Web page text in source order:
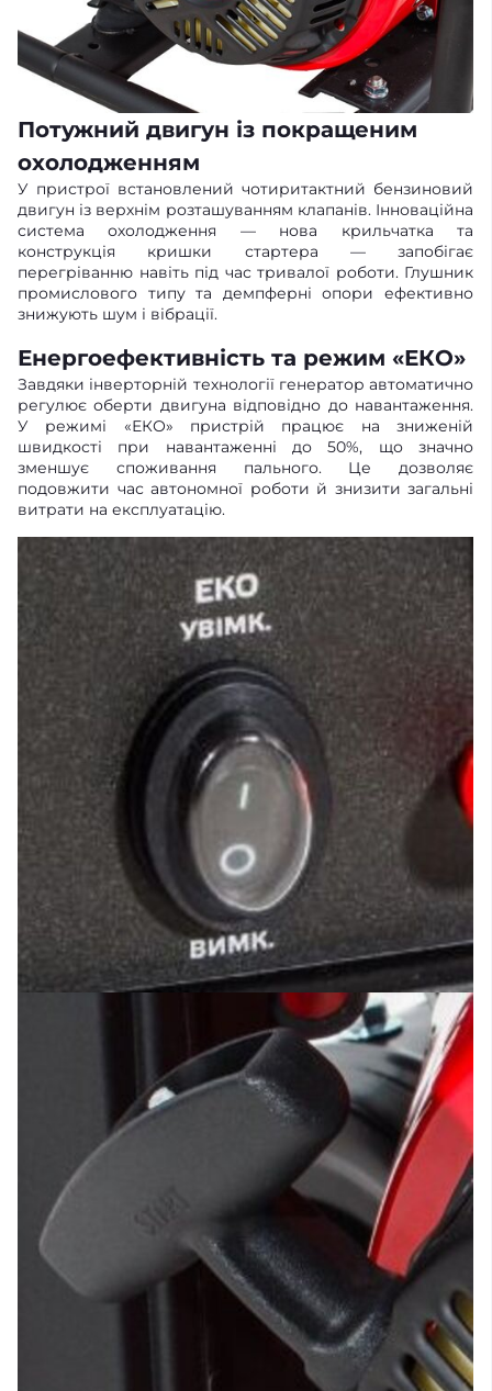
Потужний двигун із покращеним
охолодженням
У пристрої встановлений чотиритактний бензиновий
двигун із верхнім розташуванням клапанів. Інноваційна
система охолодження — нова крильчатка та
конструкція кришки стартера — запобігає
перегріванню навіть під час тривалої роботи. Глушник
промислового типу та демпферні опори ефективно
знижують шум і вібрації.
Енергоефективність та режим «ЕКО»
Завдяки інверторній технології генератор автоматично
регулює оберти двигуна відповідно до навантаження.
У режимі «ЕКО» пристрій працює на зниженій
швидкості при навантаженні до 50%, що значно
зменшує споживання пального. Це дозволяє
подовжити час автономної роботи й знизити загальні
витрати на експлуатацію.